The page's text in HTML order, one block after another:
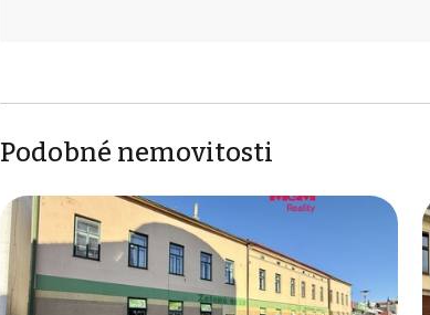
Podobné nemovitosti